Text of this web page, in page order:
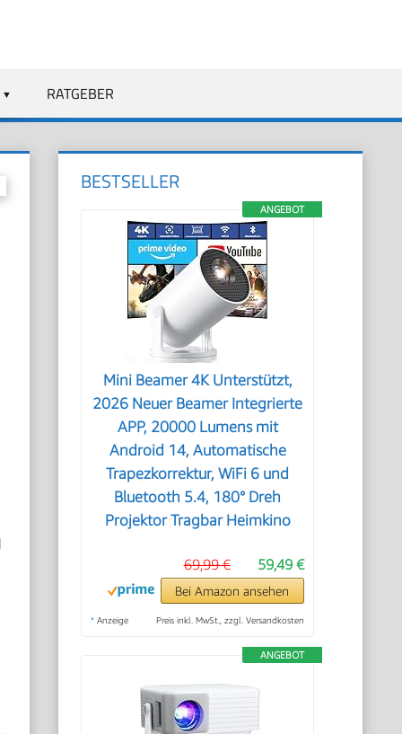
RATGEBER
BESTSELLER
ANGEBOT
Mini Beamer 4K Unterstützt,
2026 Neuer Beamer Integrierte
APP, 20000 Lumens mit
Android 14, Automatische
Trapezkorrektur, WiFi 6 und
Bluetooth 5.4, 180° Dreh
Projektor Tragbar Heimkino
59,49 €
69,99 €
Bei Amazon ansehen
* Anzeige Preis inkl. MwSt., zzgl. Versandkosten
ANGEBOT